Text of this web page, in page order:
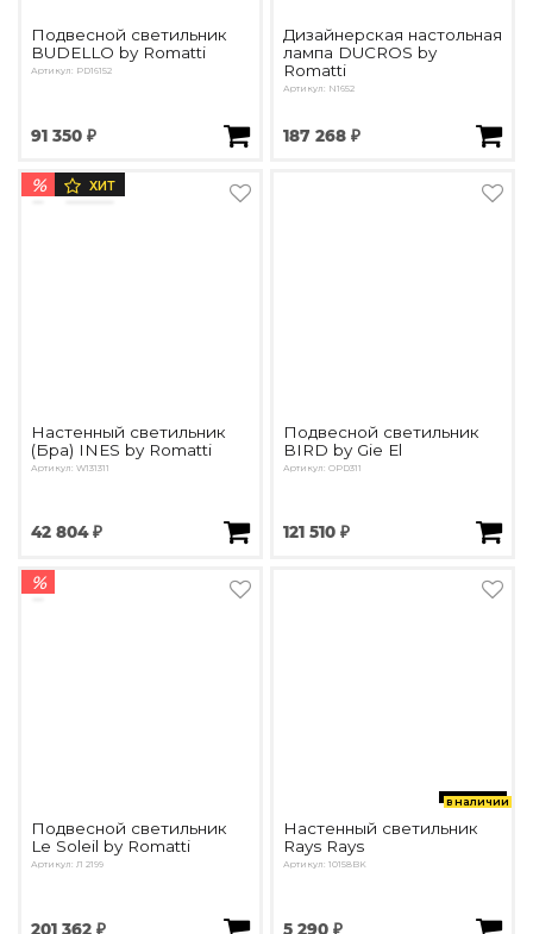
Подвесной светильник
BUDELLO by Romatti
Артикул: PD16152
91 350 ₽
Дизайнерская настольная
лампа DUCROS by
Romatti
Артикул: N1652
187 268 ₽
% ХИТ
Настенный светильник
(Бра) INES by Romatti
Артикул: W131311
42 804 ₽
Подвесной светильник
BIRD by Gie El
Артикул: OPD311
121 510 ₽
%
Подвесной светильник
Le Soleil by Romatti
Артикул: Л 2199
201 362 ₽
в наличии
Настенный светильник
Rays Rays
Артикул: 10158BK
5 290 ₽